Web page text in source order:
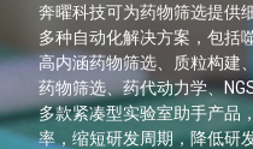
奔曜科技可为药物筛选提供
多种自动化解决方案，包括
高内涵药物筛选、质粒构建
药物筛选、药代动力学、
多款紧凑型实验室助手产品
率，缩短研发周期，降低研